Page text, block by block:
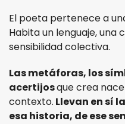
El poeta pertenece a
Habita un lenguaje, una
sensibilidad colectiva.
Las metáforas, los
acertijosque crea
contexto. Llevan en sí
esa historia, de ese